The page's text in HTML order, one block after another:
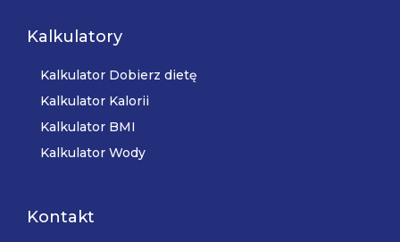
Kalkulatory
Kalkulator Dobierz dietę
Kalkulator Kalorii
Kalkulator BMI
Kalkulator Wody
Kontakt